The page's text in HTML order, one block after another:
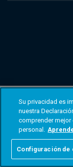
Su privacidad es
nuestra
comprender
personal.
Configuración de